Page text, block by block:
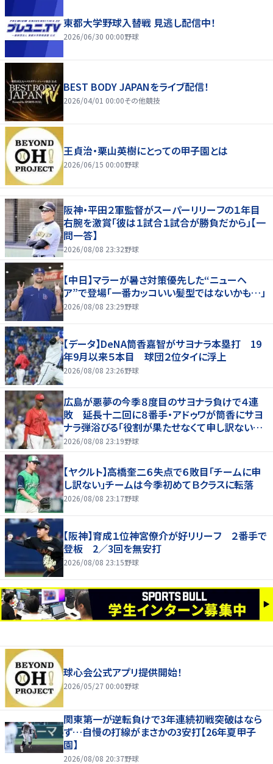
東都大学野球入替戦 見逃し配信中！
2026/06/30 00:00野球
BEST BODY JAPANをライブ配信！
2026/04/01 00:00その他競技
王貞治・栗山英樹にとっての甲子園とは
2026/06/15 00:00野球
阪神・平田２軍監督がスーパーリリーフの１年目
右腕を激賞「彼は１試合１試合が勝負だから」【一
問一答】
2026/08/08 23:32野球
【中日】マラーが暑さ対策優先した“ニューヘ
ア”で登場「一番カッコいい髪型ではないかも…」
2026/08/08 23:29野球
【データ】DeNA筒香嘉智がサヨナラ本塁打 19
年9月以来５本目 球団２位タイに浮上
2026/08/08 23:26野球
広島が悪夢の今季８度目のサヨナラ負けで４連
敗 延長十二回に８番手・アドゥワが筒香にサヨ
ナラ弾浴びる「役割が果たせなくて申し訳ないで
す」
2026/08/08 23:19野球
【ヤクルト】高橋奎二６失点で６敗目「チームに申
し訳ない」チームは今季初めてＢクラスに転落
2026/08/08 23:17野球
【阪神】育成１位神宮僚介が好リリーフ ２番手で
登板 2／3回を無安打
2026/08/08 23:15野球
球心会公式アプリ提供開始！
2026/05/27 00:00野球
関東第一が逆転負けで3年連続初戦突破はなら
ず…自慢の打線がまさかの3安打【26年夏甲子
園】
2026/08/08 20:37野球